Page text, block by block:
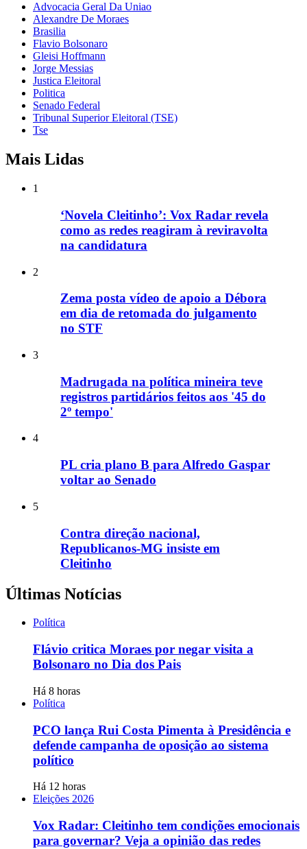
Advocacia Geral Da Uniao
Alexandre De Moraes
Brasilia
Flavio Bolsonaro
Gleisi Hoffmann
Jorge Messias
Justica Eleitoral
Politica
Senado Federal
Tribunal Superior Eleitoral (TSE)
Tse
Mais Lidas
1
‘Novela Cleitinho’: Vox Radar revela
como as redes reagiram à reviravolta
na candidatura
2
Zema posta vídeo de apoio a Débora
em dia de retomada do julgamento
no STF
3
Madrugada na política mineira teve
registros partidários feitos aos '45 do
2º tempo'
4
PL cria plano B para Alfredo Gaspar
voltar ao Senado
5
Contra direção nacional,
Republicanos-MG insiste em
Cleitinho
Últimas Notícias
Política
Flávio critica Moraes por negar visita a
Bolsonaro no Dia dos Pais
Há 8 horas
Política
PCO lança Rui Costa Pimenta à Presidência e
defende campanha de oposição ao sistema
político
Há 12 horas
Eleições 2026
Vox Radar: Cleitinho tem condições emocionais
para governar? Veja a opinião das redes